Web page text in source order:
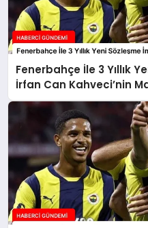
Fenerbahçe İle 3 Yıllık
İrfan Can Kahveci’nin